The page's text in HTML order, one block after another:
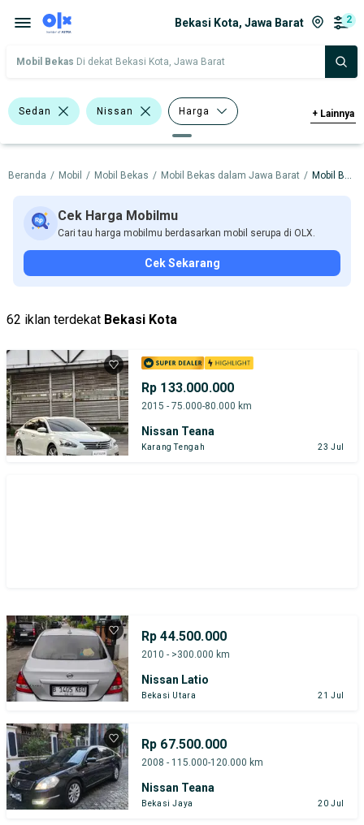
Bekasi Kota, Jawa Barat 2
Mobil Bekas Di dekat Bekasi Kota, Jawa Barat
Sedan Nissan Harga
Merek Dan Model Tahun
Tipe Bodi Tipe Membership
+ Lainnya
Beranda / Mobil / Mobil Bekas / Mobil Bekas dalam Jawa Barat / Mobil Bekas dalam Bekasi Kota
Cek Harga Mobilmu
Cari tau harga mobilmu berdasarkan mobil serupa di OLX.
Cek Sekarang
62 iklan terdekat Bekasi Kota
Rp 133.000.000
2015 - 75.000-80.000 km
Nissan Teana
Karang Tengah 23 Jul
Rp 44.500.000
2010 - >300.000 km
Nissan Latio
Bekasi Utara 21 Jul
Rp 67.500.000
2008 - 115.000-120.000 km
Nissan Teana
Bekasi Jaya 20 Jul